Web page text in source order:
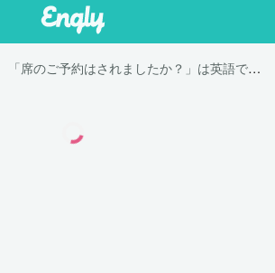
「席のご予約はされましたか？」は英語で "Have you booked a table?"